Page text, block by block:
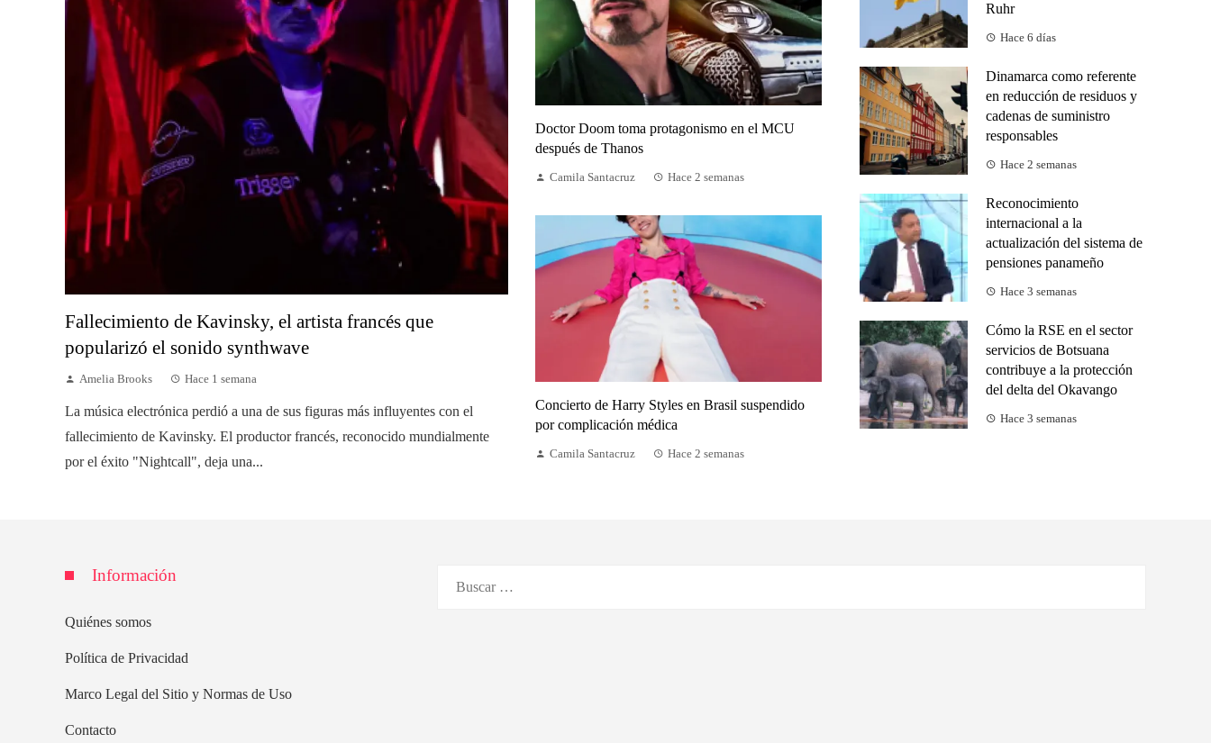
Fallecimiento de Kavinsky, el artista francés que
popularizó el sonido synthwave
Amelia Brooks Hace 1 semana
La música electrónica perdió a una de sus figuras más influyentes con el
fallecimiento de Kavinsky. El productor francés, reconocido mundialmente
por el éxito "Nightcall", deja una...
Doctor Doom toma protagonismo en el MCU
después de Thanos
Camila Santacruz Hace 2 semanas
Concierto de Harry Styles en Brasil suspendido
por complicación médica
Camila Santacruz Hace 2 semanas
Ruhr
Hace 6 días
Dinamarca como referente
en reducción de residuos y
cadenas de suministro
responsables
Hace 2 semanas
Reconocimiento
internacional a la
actualización del sistema de
pensiones panameño
Hace 3 semanas
Cómo la RSE en el sector
servicios de Botsuana
contribuye a la protección
del delta del Okavango
Hace 3 semanas
Información
Quiénes somos
Política de Privacidad
Marco Legal del Sitio y Normas de Uso
Contacto